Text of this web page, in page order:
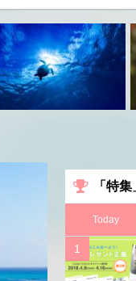
入
力
(例）
カ
フ
ェ
イ
ー
「特
Today